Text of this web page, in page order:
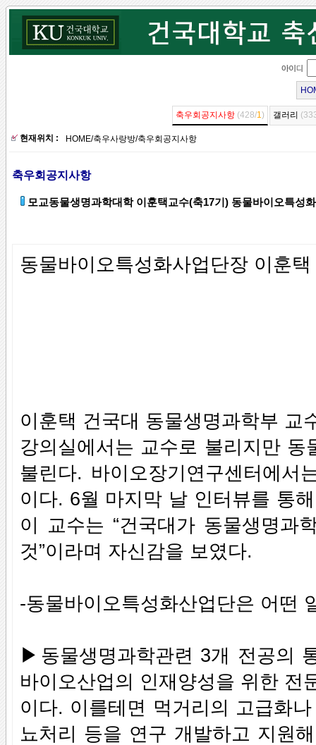
축우회공지사항 (428/1) 갤러리
현재위치 : HOME/축우사랑방/축우회공지사항
축우회공지사항
모교동물생명과학대학 이훈택교수(축17기) 동물바이오특성
동물바이오특성화사업단장 이훈
이훈택 건국대 동물생명과학부 교
강의실에서는 교수로 불리지만 동
불린다. 바이오장기연구센터에서
이다. 6월 마지막 날 인터뷰를 통
이 교수는 “건국대가 동물생명
것”이라며 자신감을 보였다.
-동물바이오특성화산업단은 어떤
▶동물생명과학관련 3개 전공의
바이오산업의 인재양성을 위한 전
이다. 이를테면 먹거리의 고급화
뇨처리 등을 연구 개발하고 지원